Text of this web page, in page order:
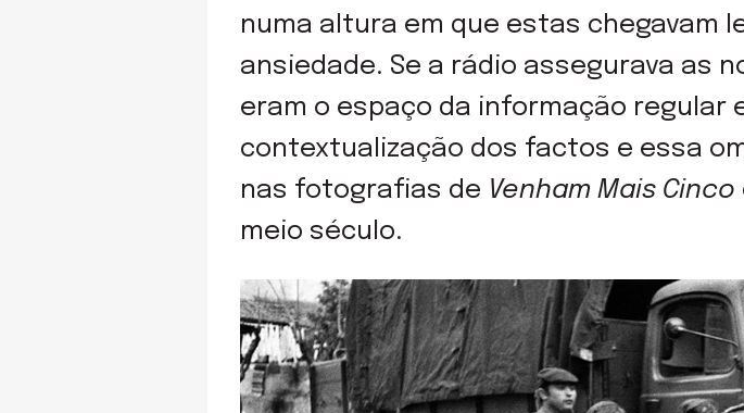
numa altura em que estas chegavam
ansiedade. Se a rádio assegurava as
eram o espaço da informação regular
contextualização dos factos e essa
nas fotografias de Venham Mais Cinco
meio século.